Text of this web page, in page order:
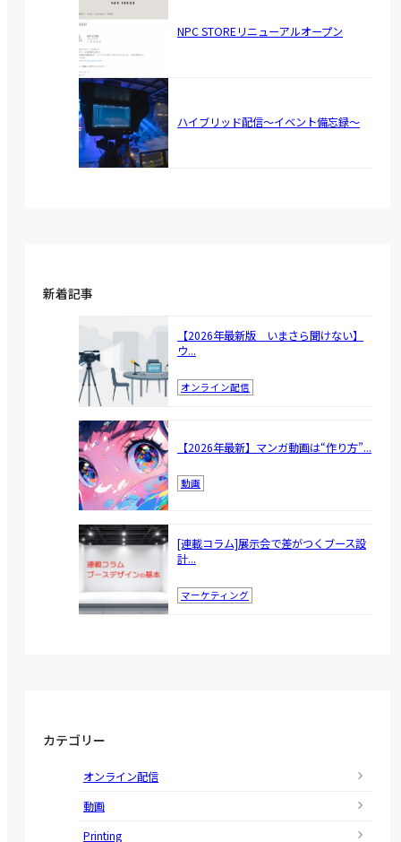
NPC STOREリニューアルオープン
ハイブリッド配信～イベント備忘録～
新着記事
【2026年最新版 いまさら聞けない】
ウ...
オンライン配信
【2026年最新】マンガ動画は“作り方”...
動画
[連載コラム]展示会で差がつくブース設
計...
マーケティング
カテゴリー
オンライン配信
動画
Printing